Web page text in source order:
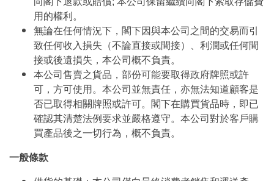
用的權利。
無論在任何情況下，閣下因與本公司之間的交易而引
致任何收入損失（不論直接或間接）、利潤或任何間
接或後遺損失，本公司概不負責。
本公司售賣之貨品，部份可能要取得政府牌照或許
可，方可使用。本公司並無責任，亦無法知道顧客是
否已取得相關牌照或許可。閣下在購買貨品時，即已
確認其清楚法例要求並嚴格遵守。本公司對於客戶購
買產品後之一切行為，概不負責。
一般條款